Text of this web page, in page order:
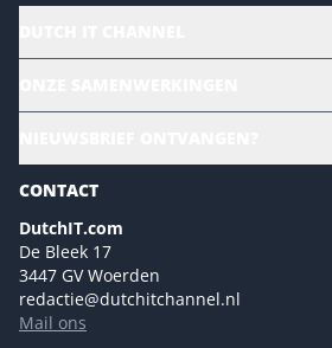
Magazines
Marketingmogelijkheden 2026
Eventmogelijkheden 2026
Advertising opportunities 2026 ENG
Event opportunities 2026 ENG
NL Digital
CONTACT
DutchIT.com
De Bleek 17
3447 GV Woerden
redactie@dutchitchannel.nl
Mail ons